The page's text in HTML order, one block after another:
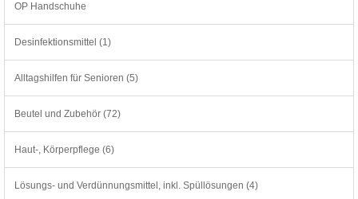
OP Handschuhe
Desinfektionsmittel (1)
Alltagshilfen für Senioren (5)
Beutel und Zubehör (72)
Haut-, Körperpflege (6)
Lösungs- und Verdünnungsmittel, inkl. Spüllösungen (4)